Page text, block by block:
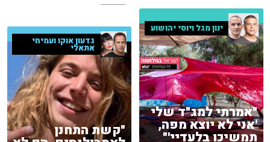
ינון מגל ויוסי יהושוע
"אמרתי למג"ד שלי
'אני לא יוצא מפה,
תמשיכו בלעדיי'"
גדעון אוקו ועמיחי
אתאלי
"קשת התחנן